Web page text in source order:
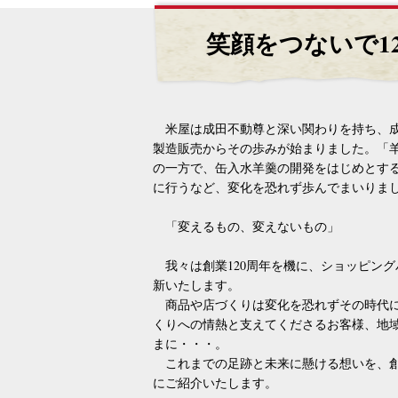
笑顔をつないで
米屋は成田不動尊と深い関わりを持ち、
製造販売からその歩みが始まりました。「
の一方で、缶入水羊羹の開発をはじめとす
に行うなど、変化を恐れず歩んでまいりま
「変えるもの、変えないもの」
我々は創業120周年を機に、ショッピン
新いたします。
商品や店づくりは変化を恐れずその時代
くりへの情熱と支えてくださるお客様、地
まに・・・。
これまでの足跡と未来に懸ける想いを
にご紹介いたします。